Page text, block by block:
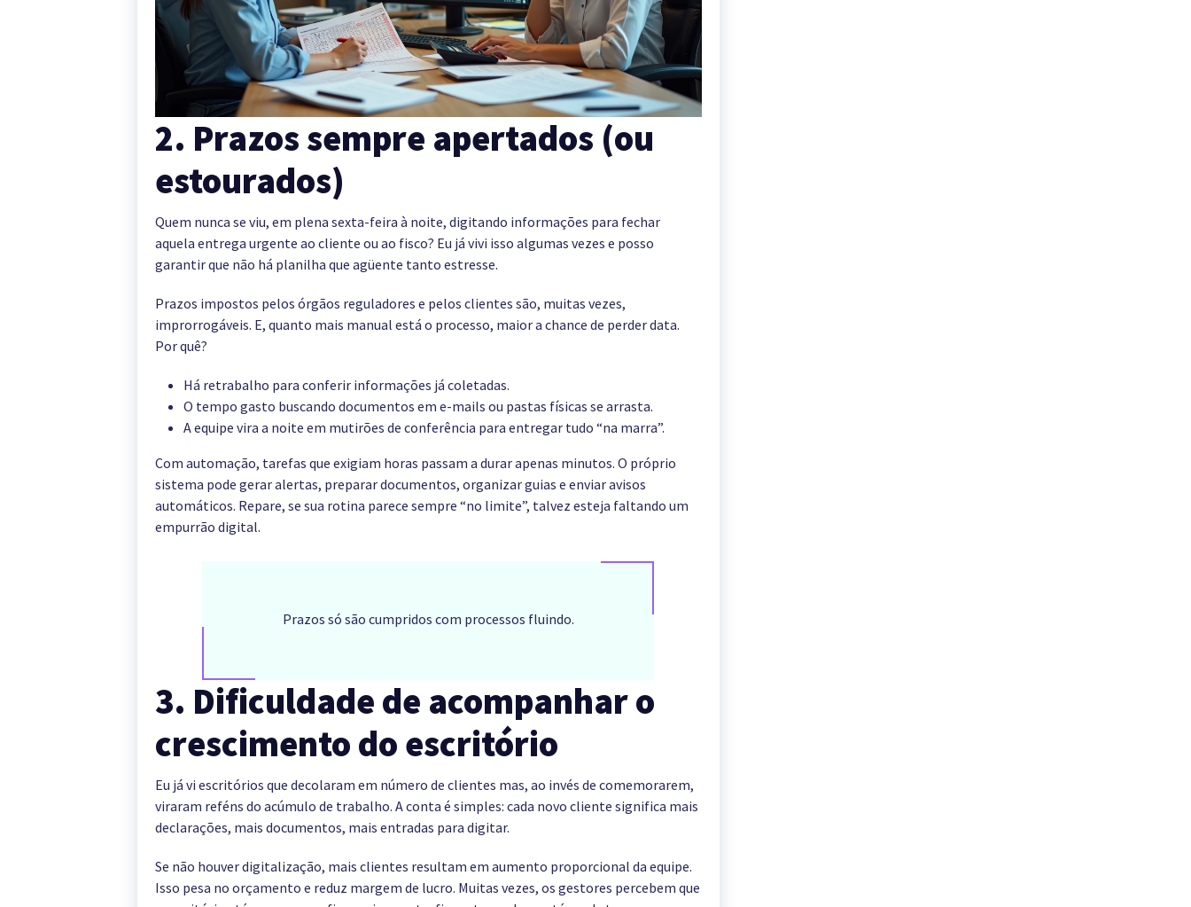
2. Prazos sempre apertados (ou
estourados)
Quem nunca se viu, em plena sexta-feira à noite, digitando informações para fechar
aquela entrega urgente ao cliente ou ao fisco? Eu já vivi isso algumas vezes e posso
garantir que não há planilha que agüente tanto estresse.
Prazos impostos pelos órgãos reguladores e pelos clientes são, muitas vezes,
improrrogáveis. E, quanto mais manual está o processo, maior a chance de perder data.
Por quê?
Há retrabalho para conferir informações já coletadas.
O tempo gasto buscando documentos em e-mails ou pastas físicas se arrasta.
A equipe vira a noite em mutirões de conferência para entregar tudo “na marra”.
Com automação, tarefas que exigiam horas passam a durar apenas minutos. O próprio
sistema pode gerar alertas, preparar documentos, organizar guias e enviar avisos
automáticos. Repare, se sua rotina parece sempre “no limite”, talvez esteja faltando um
empurrão digital.
Prazos só são cumpridos com processos fluindo.
3. Dificuldade de acompanhar o
crescimento do escritório
Eu já vi escritórios que decolaram em número de clientes mas, ao invés de comemorarem,
viraram reféns do acúmulo de trabalho. A conta é simples: cada novo cliente significa mais
declarações, mais documentos, mais entradas para digitar.
Se não houver digitalização, mais clientes resultam em aumento proporcional da equipe.
Isso pesa no orçamento e reduz margem de lucro. Muitas vezes, os gestores percebem que